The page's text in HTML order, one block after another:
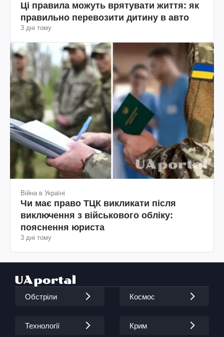
Ці правила можуть врятувати життя: як
правильно перевозити дитину в авто
3 дні тому
Війна в Україні
Чи має право ТЦК викликати після
виключення з військового обліку:
пояснення юриста
3 дні тому
Обстріли Космос
Технології Крим